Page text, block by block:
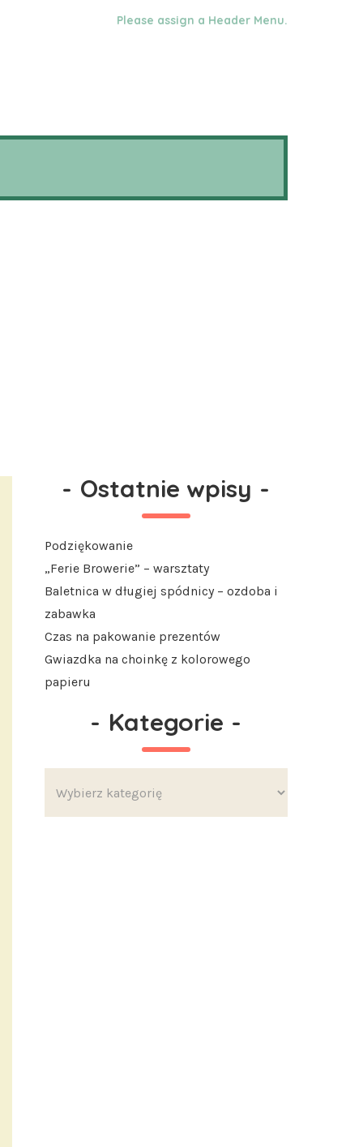
Please assign a Header Menu.
- Ostatnie wpisy -
Podziękowanie
„Ferie Browerie” – warsztaty
Baletnica w długiej spódnicy – ozdoba i
zabawka
Czas na pakowanie prezentów
Gwiazdka na choinkę z kolorowego
papieru
- Kategorie -